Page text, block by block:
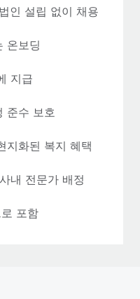
인 설립 없이 채용
온보딩
지급
준수 보호
지화된 복지 혜택
내 전문가 배정
포함